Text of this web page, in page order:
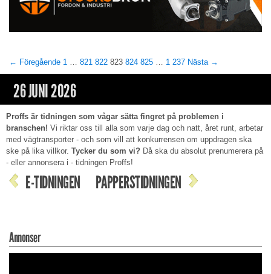
← Föregående 1 … 821 822 823 824 825 … 1 237 Nästa →
26 JUNI 2026
Proffs är tidningen som vågar sätta fingret på problemen i
branschen! Vi riktar oss till alla som varje dag och natt, året runt, arbetar
med vägtransporter - och som vill att konkurrensen om uppdragen ska
ske på lika villkor. Tycker du som vi? Då ska du absolut prenumerera på
- eller annonsera i - tidningen Proffs!
E-TIDNINGEN PAPPERSTIDNINGEN
Annonser